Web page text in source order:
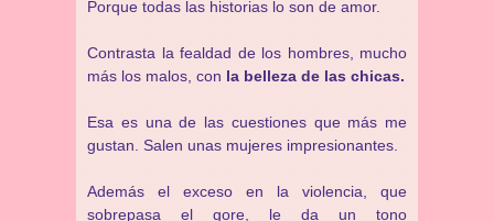
Porque todas las historias lo son de amor.
Contrasta la fealdad de los hombres, mucho
más los malos, con la belleza de las chicas.
Esa es una de las cuestiones que más me
gustan. Salen unas mujeres impresionantes.
Además el exceso en la violencia, que
sobrepasa el gore, le da un tono